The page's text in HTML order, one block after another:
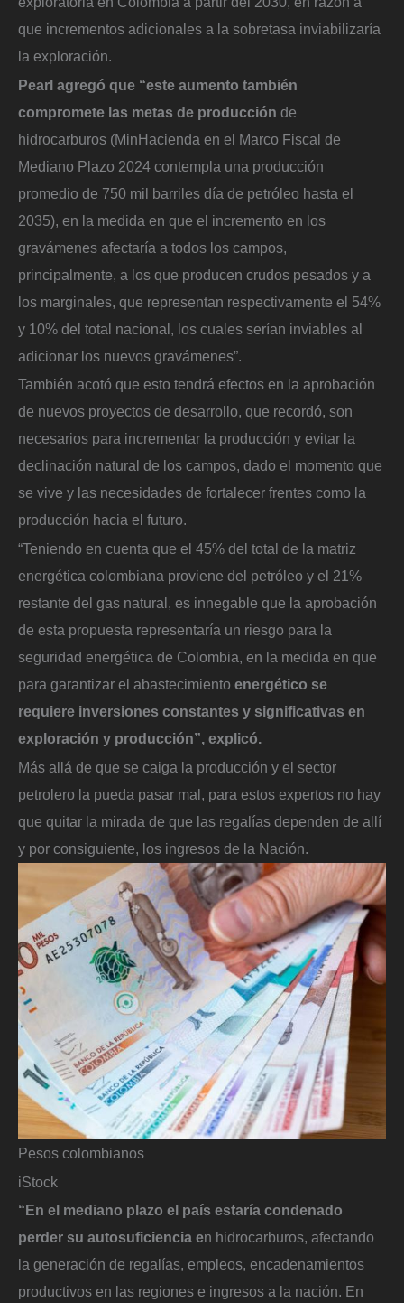
que incrementos adicionales a la sobretasa inviabilizaría
la exploración.
Pearl agregó que “este aumento también
compromete las metas de producción de
hidrocarburos (MinHacienda en el Marco Fiscal de
Mediano Plazo 2024 contempla una producción
promedio de 750 mil barriles día de petróleo hasta el
2035), en la medida en que el incremento en los
gravámenes afectaría a todos los campos,
principalmente, a los que producen crudos pesados y a
los marginales, que representan respectivamente el 54%
y 10% del total nacional, los cuales serían inviables al
adicionar los nuevos gravámenes”.
También acotó que esto tendrá efectos en la aprobación
de nuevos proyectos de desarrollo, que recordó, son
necesarios para incrementar la producción y evitar la
declinación natural de los campos, dado el momento que
se vive y las necesidades de fortalecer frentes como la
producción hacia el futuro.
“Teniendo en cuenta que el 45% del total de la matriz
energética colombiana proviene del petróleo y el 21%
restante del gas natural, es innegable que la aprobación
de esta propuesta representaría un riesgo para la
seguridad energética de Colombia, en la medida en que
para garantizar el abastecimiento energético se
requiere inversiones constantes y significativas en
exploración y producción”, explicó.
Más allá de que se caiga la producción y el sector
petrolero la pueda pasar mal, para estos expertos no hay
que quitar la mirada de que las regalías dependen de allí
y por consiguiente, los ingresos de la Nación.
Pesos colombianos
iStock
“En el mediano plazo el país estaría condenado
perder su autosuficiencia en hidrocarburos, afectando
la generación de regalías, empleos, encadenamientos
productivos en las regiones e ingresos a la nación. En